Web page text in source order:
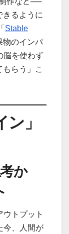
きるように
Stable
物のインパ
脳を使わず
らう」こ
ン」
か
トプット
今、人間が